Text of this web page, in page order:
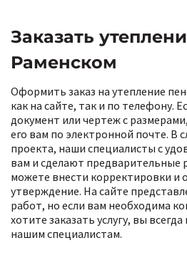
Заказать
Раменском
Оформить заказ на утепление
как на сайте, так и по телефону.
документ или чертеж с
его вам по электронной почте. В
проекта, наши специалисты с
вам и сделают предварительные
можете внести корректировки и
утверждение. На сайте
работ, но если вам необходима
хотите заказать услугу, вы
нашим специалистам.